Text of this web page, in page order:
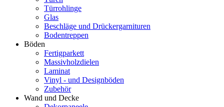
Türrohlinge
Glas
Beschläge und Drückergarnituren
Bodentreppen
Böden
Fertigparkett
Massivholzdielen
Laminat
Vinyl - und Designböden
Zubehör
Wand und Decke